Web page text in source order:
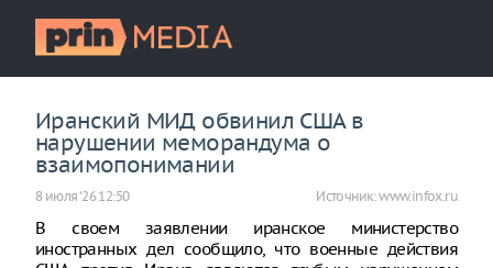
Иранский МИД обвинил США в
нарушении меморандума о
взаимопонимании
8 июля ‘26 12:50 Источник:www.infox.ru
В своем заявлении иранское министерство
иностранных дел сообщило, что военные действия